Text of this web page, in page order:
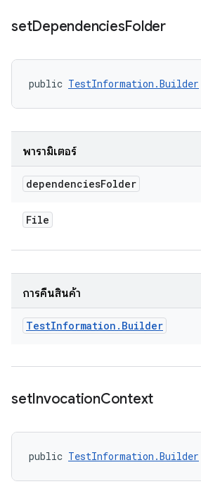
setDependenciesFolder
public TestInformation.Builder
พารามิเตอร์
dependenciesFolder
File
การคืนสินค้า
TestInformation . Builder
setInvocationContext
public TestInformation.Builder